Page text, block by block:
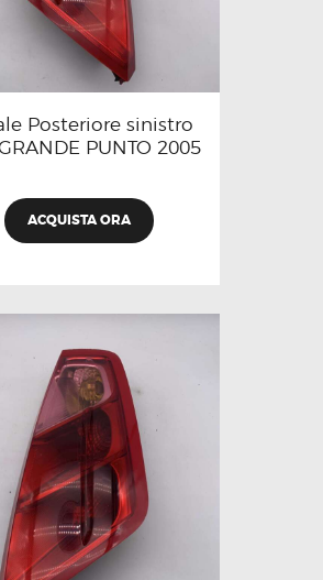
Posteriore sinistro
PUNTO 2005
ACQUISTA ORA